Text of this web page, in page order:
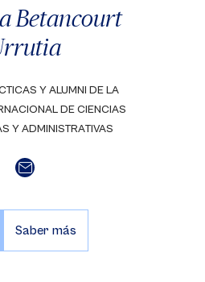
Betancourt
Y ALUMNI DE LA
DE CIENCIAS
Y ADMINISTRATIVAS
Saber más